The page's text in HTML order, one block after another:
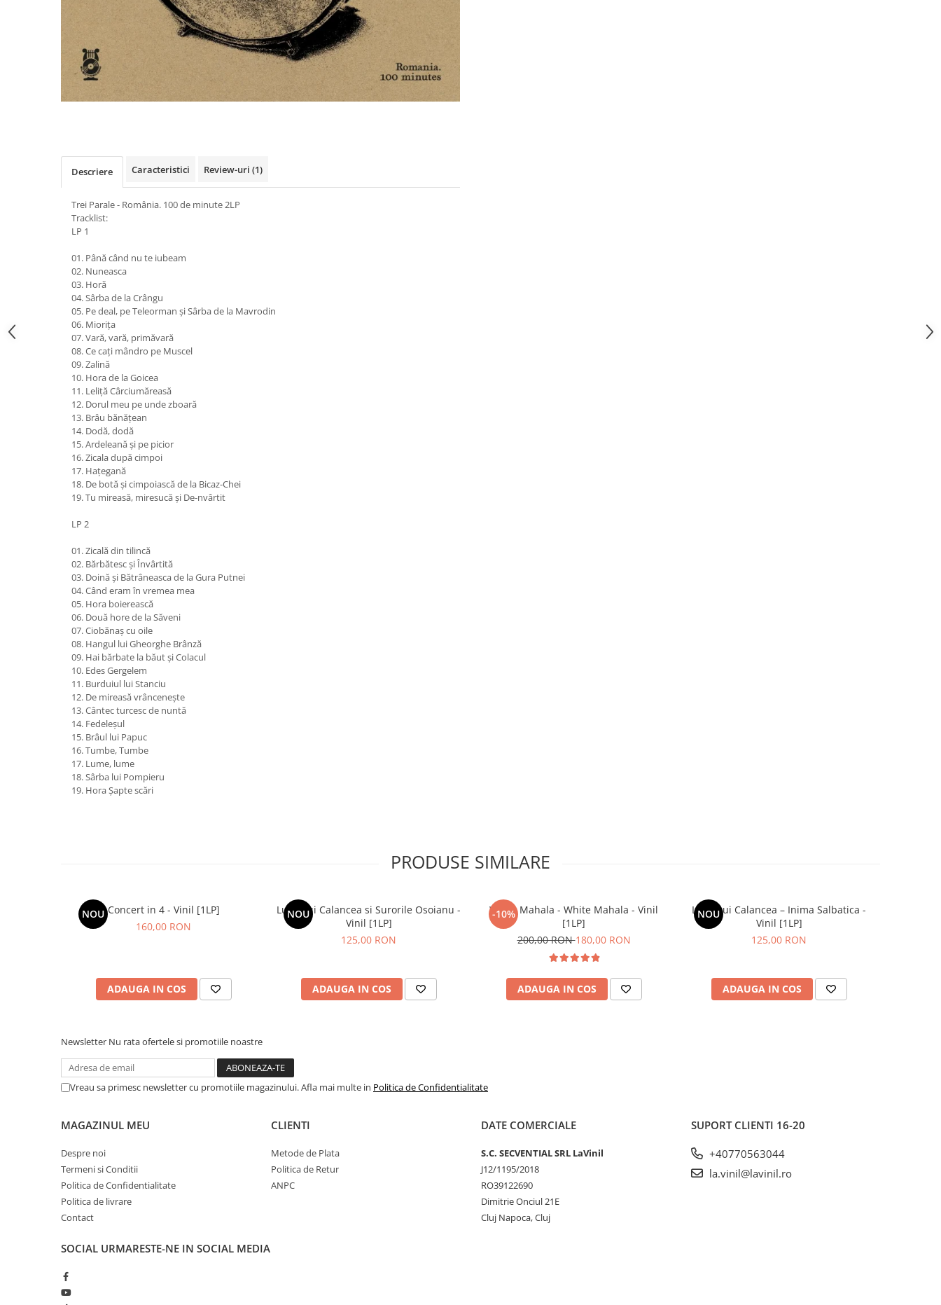
Descriere Caracteristici Review-uri (1)
Trei Parale - România. 100 de minute 2LP
Tracklist:
LP 1
01. Până când nu te iubeam
02. Nuneasca
03. Horă
04. Sârba de la Crângu
05. Pe deal, pe Teleorman și Sârba de la Mavrodin
06. Miorița
07. Vară, vară, primăvară
08. Ce cați mândro pe Muscel
09. Zalină
10. Hora de la Goicea
11. Leliță Cârciumăreasă
12. Dorul meu pe unde zboară
13. Brâu bănățean
14. Dodă, dodă
15. Ardeleană și pe picior
16. Zicala după cimpoi
17. Hațegană
18. De botă și cimpoiască de la Bicaz-Chei
19. Tu mireasă, miresucă și De-nvârtit
LP 2
01. Zicală din tilincă
02. Bărbătesc și Învârtită
03. Doină și Bătrâneasca de la Gura Putnei
04. Când eram în vremea mea
05. Hora boierească
06. Două hore de la Săveni
07. Ciobănaș cu oile
08. Hangul lui Gheorghe Brânză
09. Hai bărbate la băut și Colacul
10. Edes Gergelem
11. Burduiul lui Stanciu
12. De mireasă vrâncenește
13. Cântec turcesc de nuntă
14. Fedeleșul
15. Brâul lui Papuc
16. Tumbe, Tumbe
17. Lume, lume
18. Sârba lui Pompieru
19. Hora Șapte scări
PRODUSE SIMILARE
NOU Concert in 4 - Vinil [1LP]
160,00 RON
ADAUGA IN COS
NOU
Lupii Lui Calancea si Surorile Osoianu -
Vinil [1LP]
125,00 RON
ADAUGA IN COS
-10%
White Mahala - White Mahala - Vinil
[1LP]
200,00 RON180,00 RON
ADAUGA IN COS
NOU
Lupii Lui Calancea – Inima Salbatica -
Vinil [1LP]
125,00 RON
ADAUGA IN COS
Newsletter Nu rata ofertele si promotiile noastre
Vreau sa primesc newsletter cu promotiile magazinului. Afla mai multe in Politica de Confidentialitate
MAGAZINUL MEU
Despre noi
Termeni si Conditii
Politica de Confidentialitate
Politica de livrare
Contact
CLIENTI
Metode de Plata
Politica de Retur
ANPC
DATE COMERCIALE
S.C. SECVENTIAL SRL LaVinil
J12/1195/2018
RO39122690
Dimitrie Onciul 21E
Cluj Napoca, Cluj
SUPORT CLIENTI 16-20
+40770563044
la.vinil@lavinil.ro
SOCIAL URMARESTE-NE IN SOCIAL MEDIA